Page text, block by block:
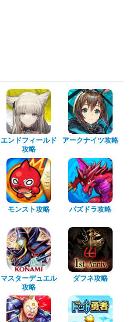
エンドフィールド
攻略
アークナイツ攻略
モンスト攻略 パズドラ攻略
マスターデュエル
攻略
ダフネ攻略